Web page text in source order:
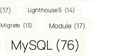
(17) Lighthouse 5 (14)
Migrate (13) Module (17)
MySQL (76)